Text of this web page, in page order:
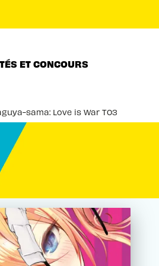
ET CONCOURS
sama: Love is War T03